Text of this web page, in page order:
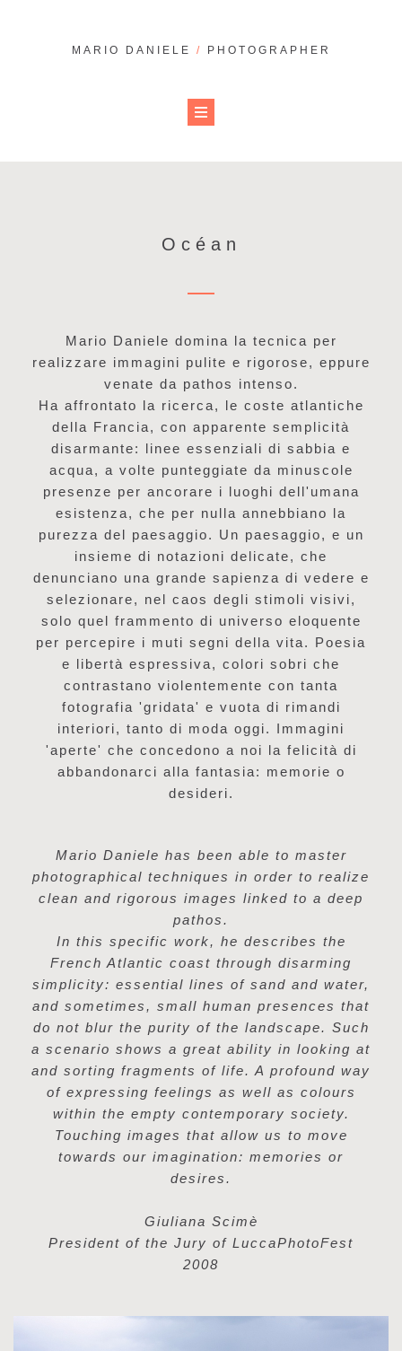
MARIO DANIELE / PHOTOGRAPHER
Océan
Mario Daniele domina la tecnica per
realizzare immagini pulite e rigorose, eppure
venate da pathos intenso.
Ha affrontato la ricerca, le coste atlantiche
della Francia, con apparente semplicità
disarmante: linee essenziali di sabbia e
acqua, a volte punteggiate da minuscole
presenze per ancorare i luoghi dell'umana
esistenza, che per nulla annebbiano la
purezza del paesaggio. Un paesaggio, e un
insieme di notazioni delicate, che
denunciano una grande sapienza di vedere e
selezionare, nel caos degli stimoli visivi,
solo quel frammento di universo eloquente
per percepire i muti segni della vita. Poesia
e libertà espressiva, colori sobri che
contrastano violentemente con tanta
fotografia 'gridata' e vuota di rimandi
interiori, tanto di moda oggi. Immagini
'aperte' che concedono a noi la felicità di
abbandonarci alla fantasia: memorie o
desideri.
Mario Daniele has been able to master
photographical techniques in order to realize
clean and rigorous images linked to a deep
pathos.
In this specific work, he describes the
French Atlantic coast through disarming
simplicity: essential lines of sand and water,
and sometimes, small human presences that
do not blur the purity of the landscape. Such
a scenario shows a great ability in looking at
and sorting fragments of life. A profound way
of expressing feelings as well as colours
within the empty contemporary society.
Touching images that allow us to move
towards our imagination: memories or
desires.
Giuliana Scimè
President of the Jury of LuccaPhotoFest
2008